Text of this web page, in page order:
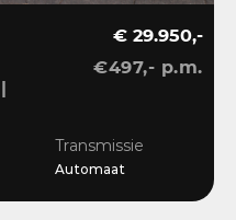
€ 29.950,-
€497,- p.m.
Transmissie
Automaat